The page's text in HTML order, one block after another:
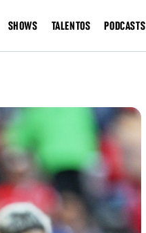
SHOWS TALENTOS PODCASTS